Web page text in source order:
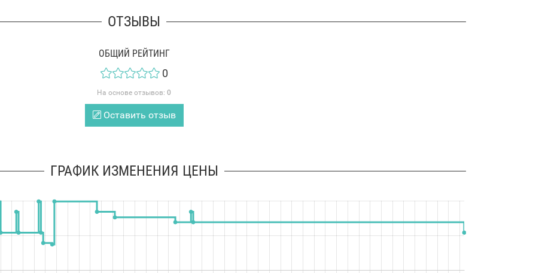
ОТЗЫВЫ
ОБЩИЙ РЕЙТИНГ
0
На основе отзывов: 0
Оставить отзыв
ГРАФИК ИЗМЕНЕНИЯ ЦЕНЫ